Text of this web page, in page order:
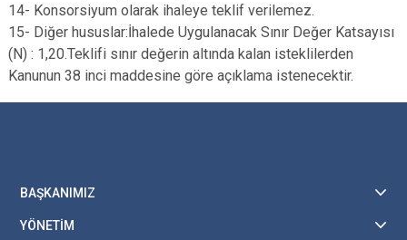
14- Konsorsiyum olarak ihaleye teklif verilemez.
15- Diğer hususlar:İhalede Uygulanacak Sınır Değer Katsayısı
(N) : 1,20.Teklifi sınır değerin altında kalan isteklilerden
Kanunun 38 inci maddesine göre açıklama istenecektir.
BAŞKANIMIZ
YÖNETİM